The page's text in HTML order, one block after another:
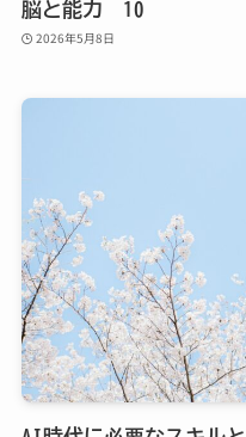
脳と能力 10
2026年5月8日